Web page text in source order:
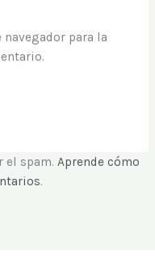
para la
el spam.Aprende cómo
.